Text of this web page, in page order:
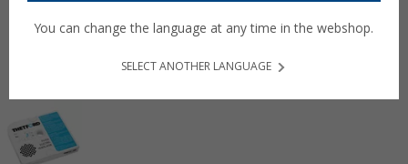
You can change the language at any time in the webshop.
SELECT ANOTHER LANGUAGE